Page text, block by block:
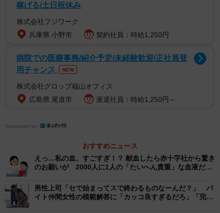
「ACworks」さん撮影、イメージ画像）
症状がなくても“感染させるリスク”はある
「医療機関には、免疫が落ちている患者さんが多く来院さ
れます。感染すると重症化しやすいため、症状がなくても
稼げる/土日祝休み
株式会社フジワーク
兵庫県 小野市
契約社員：時給1,250円
病院での医療事務/紹介予定/未経験歓迎/正社員登
用チャンス
NEW
株式会社グロップ福山オフィス
広島県 尾道市
派遣社員：時給1,250円～
Sponsored by
おすすめニュース
えっ…私の血、すごすぎ！？ 献血したら赤十字社から驚き
のお願いが 2000人に1人の「たいへん貴重」な血液だと
男性上司「セで始まってスで終わるものなーんだ？」 バ
イト仲間女性の模範解答に「カッコ良すぎるだろ」「完璧